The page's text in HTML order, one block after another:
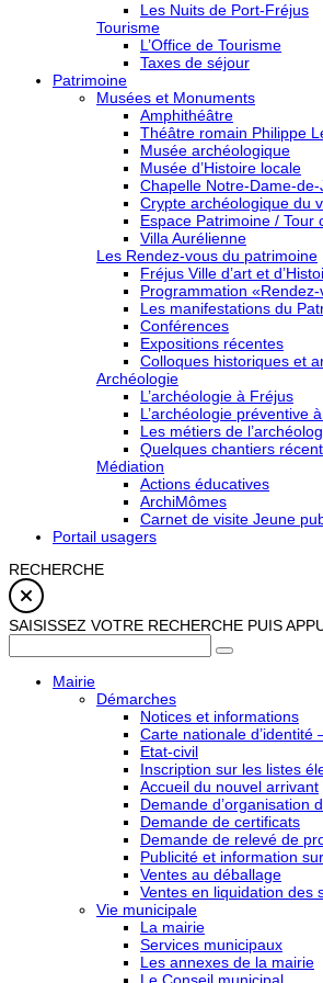
Les Nuits de Port-Fréjus
Tourisme
L’Office de Tourisme
Taxes de séjour
Patrimoine
Musées et Monuments
Amphithéâtre
Théâtre romain Philippe
Musée archéologique
Musée d’Histoire locale
Chapelle Notre-Dame-
Crypte archéologique du
Espace Patrimoine / Tour
Villa Aurélienne
Les Rendez-vous du patrimoine
Fréjus Ville d’art et
Programmation
Les manifestations du
Conférences
Expositions récentes
Colloques historiques et
Archéologie
L’archéologie à Fréjus
L’archéologie préventive
Les métiers de
Quelques chantiers
Médiation
Actions éducatives
ArchiMômes
Carnet de visite Jeune
Portail usagers
RECHERCHE
SAISISSEZ VOTRE RECHERCHE PUIS
Mairie
Démarches
Notices et informations
Carte nationale d’identité
Etat-civil
Inscription sur les listes
Accueil du nouvel arrivant
Demande d’organisation
Demande de certificats
Demande de relevé de
Publicité et information
Ventes au déballage
Ventes en liquidation des
Vie municipale
La mairie
Services municipaux
Les annexes de la mairie